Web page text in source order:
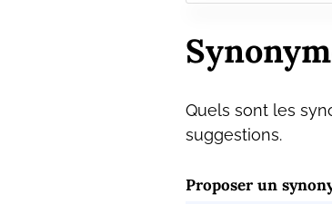
Quels sont les
suggestions.
Proposer un